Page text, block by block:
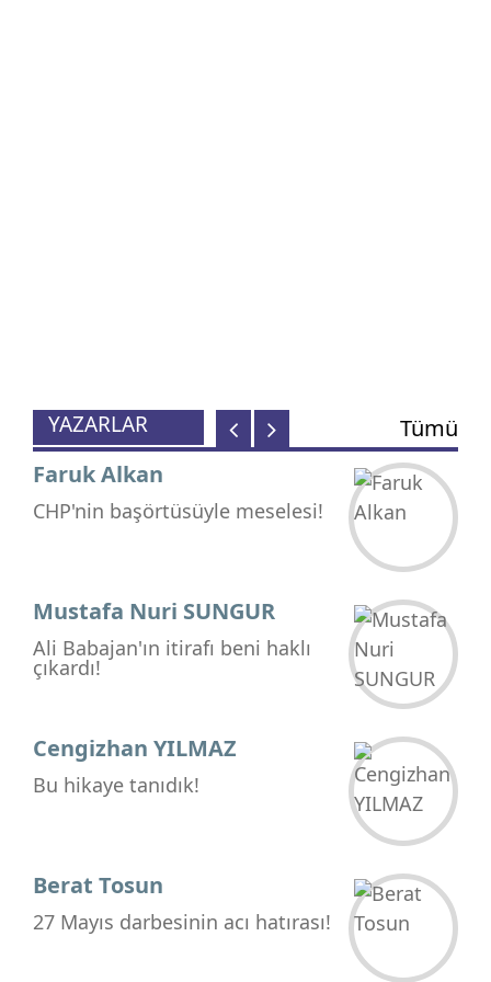
YAZARLAR Tümü
Faruk Alkan
CHP'nin başörtüsüyle meselesi!
Mustafa Nuri SUNGUR
Ali Babajan'ın itirafı beni haklı
çıkardı!
Cengizhan YILMAZ
Bu hikaye tanıdık!
Berat Tosun
27 Mayıs darbesinin acı hatırası!